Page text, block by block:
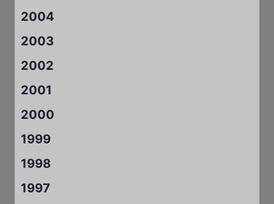
2004
2003
2002
2001
2000
1999
1998
1997